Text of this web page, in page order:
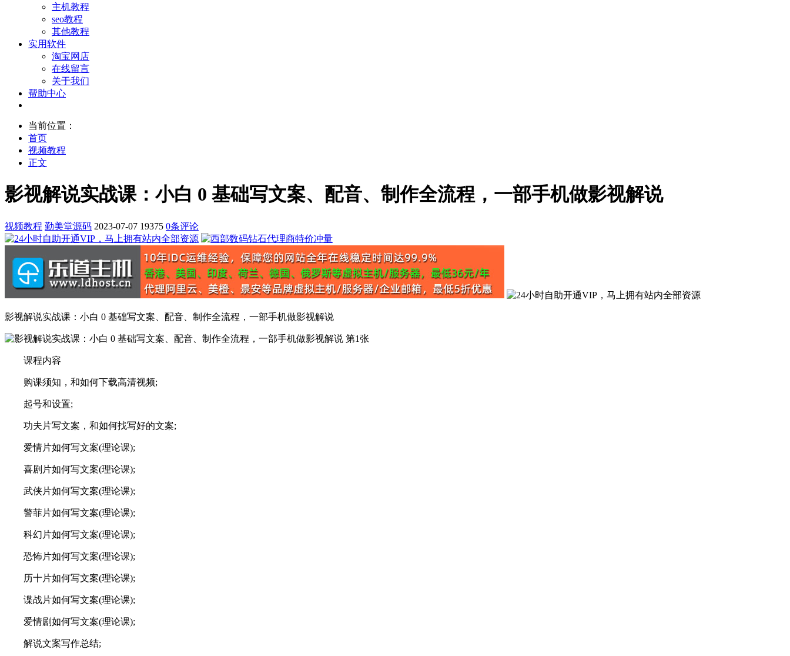
主机教程
seo教程
其他教程
实用软件
淘宝网店
在线留言
关于我们
帮助中心
当前位置：
首页
视频教程
正文
影视解说实战课：小白 0 基础写文案、配音、制作全流程，一部手机做影视解说
视频教程 勤美堂源码 2023-07-07 19375 0条评论
影视解说实战课：小白 0 基础写文案、配音、制作全流程，一部手机做影视解说
课程内容
购课须知，和如何下载高清视频;
起号和设置;
功夫片写文案，和如何找写好的文案;
爱情片如何写文案(理论课);
喜剧片如何写文案(理论课);
武侠片如何写文案(理论课);
警菲片如何写文案(理论课);
科幻片如何写文案(理论课);
恐怖片如何写文案(理论课);
历十片如何写文案(理论课);
谍战片如何写文案(理论课);
爱情剧如何写文案(理论课);
解说文案写作总结;